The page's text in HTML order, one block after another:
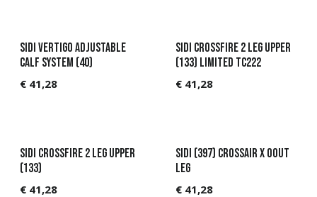
Sidi Vertigo Adjustable
Calf System (40)
€ 41,28
Sidi Crossfire 2 Leg Upper
(133) Limited TC222
€ 41,28
Sidi Crossfire 2 Leg Upper
(133)
€ 41,28
Sidi (397) Crossair X Oout
leg
€ 41,28